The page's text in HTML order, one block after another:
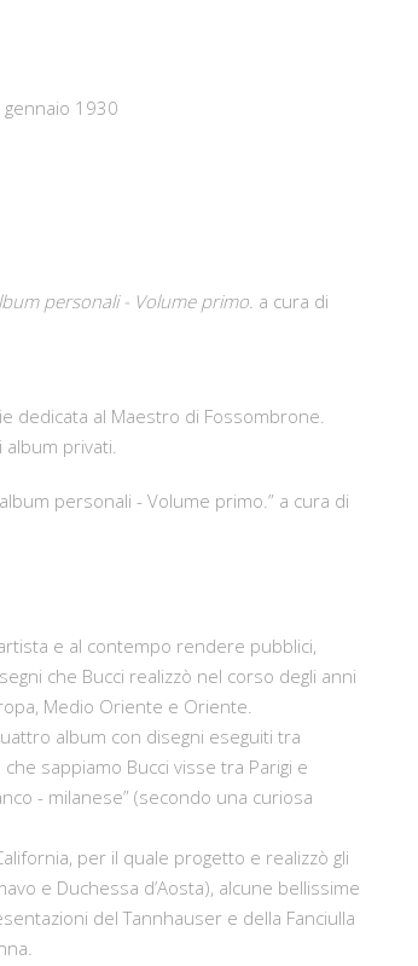
1930
personali - Volume primo. a cura di
dedicata al Maestro di Fossombrone.
privati.
personali - Volume primo.” a cura di
e al contempo rendere pubblici,
che Bucci realizzò nel corso degli anni
Medio Oriente e Oriente.
album con disegni eseguiti tra
sappiamo Bucci visse tra Parigi e
- milanese” (secondo una curiosa
per il quale progetto e realizzò gli
e Duchessa d’Aosta), alcune bellissime
del Tannhauser e della Fanciulla